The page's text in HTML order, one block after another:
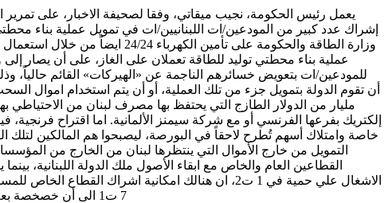
يعمل رئيس الحكومة، نجيب ميقاتي، وفقا لصحيفة الاخبار، على
إشراك عدد كبير من المودعين/ات اللبنانيين/ات في تمويل عملية بناء
وزارة الطاقة والحكومة على
عملية بناء محطتي توليد للطاقة تعملان على الغاز، على أن يصار
للمودعين/ات بتعويض خسائرهم الناجمة عن «الهيركات» القائم
أن تقوم الدولة بتمويل جزء من تلك العملية، أو أن يتم استخدام اموال
إلكتريك بفرعها الفرنسي أو مع شركة سيمنز الألمانية. اما اقتراح
التمويل من خارج الأموال التي ينتظرها لبنان من الخارج من
القطاعين العام والخاص مع ابقاء الأصول ملك الدولة اللبنانية،
الاشغال علي حمية في 1 ت2، ان هنالك امكانية اشراك
7 ت1 الى أن خصخصة بعض أصول الدولة أمر مطروح لاسيما للقطاعات التي أبدت فشلها، منها موضوع الطاقة. (الديار والاخبار 30 ايلول، 8 ت1، و و8 ت2 2021)